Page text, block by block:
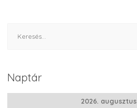
Naptár
2026. augusztus